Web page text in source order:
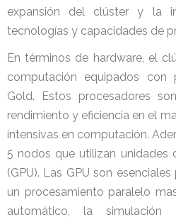
expansión del clúster y la
tecnologías y capacidades de
En términos de hardware, el
computación equipados con
Gold. Estos procesadores
rendimiento y eficiencia en el
intensivas en computación.
5 nodos que utilizan unidades
(GPU). Las GPU son
un procesamiento paralelo
automático, la simulación